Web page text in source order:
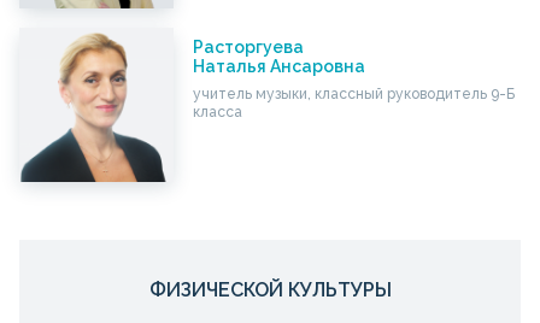
Расторгуева
Наталья Ансаровна
учитель музыки, классный руководитель 9-Б
класса
ФИЗИЧЕСКОЙ КУЛЬТУРЫ